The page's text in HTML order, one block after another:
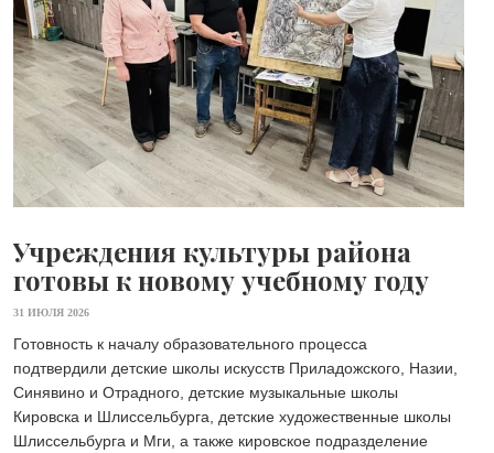
Учреждения культуры района
готовы к новому учебному году
31 ИЮЛЯ 2026
Готовность к началу образовательного процесса
подтвердили детские школы искусств Приладожского, Назии,
Синявино и Отрадного, детские музыкальные школы
Кировска и Шлиссельбурга, детские художественные школы
Шлиссельбурга и Мги, а также кировское подразделение